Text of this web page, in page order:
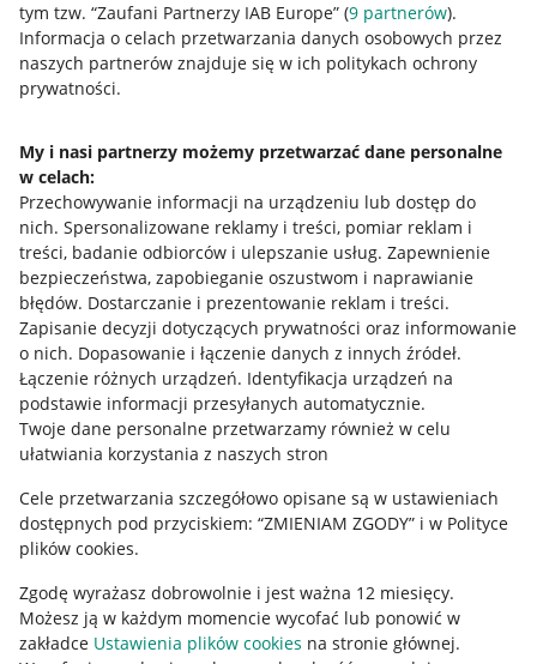
tym tzw. “Zaufani Partnerzy IAB Europe” (9 partnerów).
Informacja o celach przetwarzania danych osobowych przez
naszych partnerów znajduje się w ich politykach ochrony
prywatności.
My i nasi partnerzy możemy przetwarzać dane personalne
w celach:
Przechowywanie informacji na urządzeniu lub dostęp do
nich. Spersonalizowane reklamy i treści, pomiar reklam i
treści, badanie odbiorców i ulepszanie usług. Zapewnienie
bezpieczeństwa, zapobieganie oszustwom i naprawianie
błędów. Dostarczanie i prezentowanie reklam i treści.
Zapisanie decyzji dotyczących prywatności oraz informowanie
o nich. Dopasowanie i łączenie danych z innych źródeł.
Łączenie różnych urządzeń. Identyfikacja urządzeń na
podstawie informacji przesyłanych automatycznie.
Twoje dane personalne przetwarzamy również w celu
ułatwiania korzystania z naszych stron
Cele przetwarzania szczegółowo opisane są w ustawieniach
dostępnych pod przyciskiem: “ZMIENIAM ZGODY” i w Polityce
plików cookies.
Zgodę wyrażasz dobrowolnie i jest ważna 12 miesięcy.
Możesz ją w każdym momencie wycofać lub ponowić w
zakładce Ustawienia plików cookies na stronie głównej.
Przydatne informacje
Jak to działa
Allegro Gadane dla sprzedających
Allegro Gadane dla kupujących
Mapa miejscowości
Informacje prawne
Regulamin
Polityka plików "cookies"
Ustawienia plików "cookies"
Udostępnianie lokalizacji
Informacje dla Aktu o Usługach Cyfrowych
Pobierz aplikację